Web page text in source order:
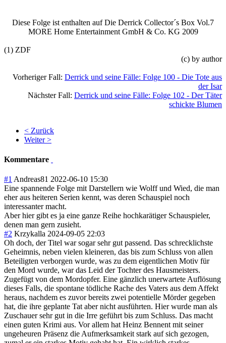
Diese Folge ist enthalten auf Die Derrick Collector´s Box Vol.7
MORE Home Entertainment GmbH & Co. KG 2009
(1) ZDF
(c) by author
Vorheriger Fall: Derrick und seine Fälle: Folge 100 - Die Tote aus
der Isar
Nächster Fall: Derrick und seine Fälle: Folge 102 - Der Täter
schickte Blumen
< Zurück
Weiter >
Kommentare
#1 Andreas81 2022-06-10 15:30
Eine spannende Folge mit Darstellern wie Wolff und Wied, die man
eher aus heiteren Serien kennt, was deren Schauspiel noch
interessanter macht.
Aber hier gibt es ja eine ganze Reihe hochkarätiger Schauspieler,
denen man gern zusieht.
#2 Krzykalla 2024-09-05 22:03
Oh doch, der Titel war sogar sehr gut passend. Das schrecklichste
Geheimnis, neben vielen kleineren, das bis zum Schluss von allen
Beteiligten verborgen wurde, was zu dem eigentlichen Motiv für
den Mord wurde, war das Leid der Tochter des Hausmeisters.
Zugefügt von dem Mordopfer. Eine gänzlich unerwartete Auflösung
dieses Falls, die spontane tödliche Rache des Vaters aus dem Affekt
heraus, nachdem es zuvor bereits zwei potentielle Mörder gegeben
hat, die ihre geplante Tat aber nicht ausführten. Hier wurde man als
Zuschauer sehr gut in die Irre geführt bis zum Schluss. Das macht
einen guten Krimi aus. Vor allem hat Heinz Bennent mit seiner
ungeheuren Präsenz die Aufmerksamkeit stark auf sich gezogen,